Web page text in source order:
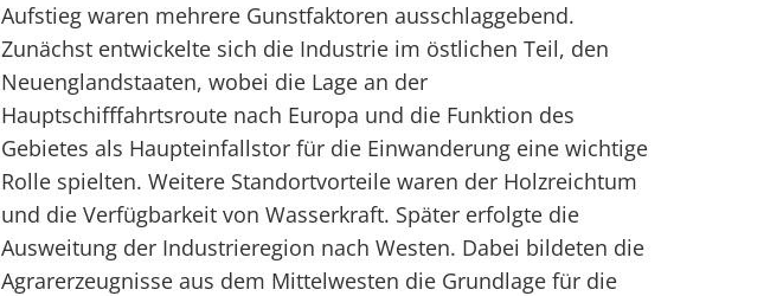
Aufstieg waren mehrere Gunstfaktoren ausschlaggebend.
Zunächst entwickelte sich die Industrie im östlichen Teil, den
Neuenglandstaaten, wobei die Lage an der
Hauptschifffahrtsroute nach Europa und die Funktion des
Gebietes als Haupteinfallstor für die Einwanderung eine wichtige
Rolle spielten. Weitere Standortvorteile waren der Holzreichtum
und die Verfügbarkeit von Wasserkraft. Später erfolgte die
Ausweitung der Industrieregion nach Westen. Dabei bildeten die
Agrarerzeugnisse aus dem Mittelwesten die Grundlage für die